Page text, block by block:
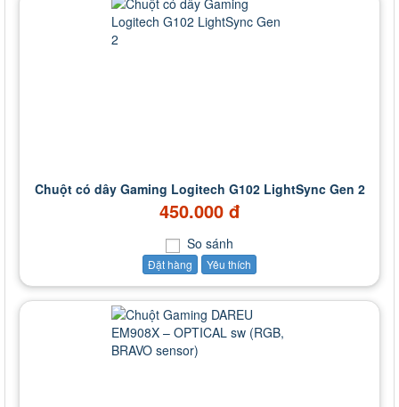
Chuột có dây Gaming Logitech G102 LightSync Gen 2
450.000 đ
So sánh
Đặt hàng Yêu thích